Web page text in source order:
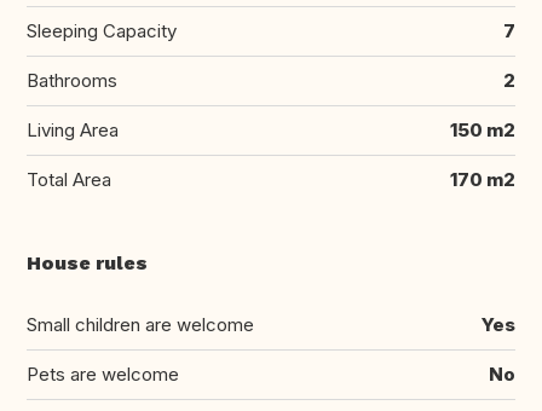
Sleeping Capacity 7
Bathrooms 2
Living Area 150 m2
Total Area 170 m2
House rules
Small children are welcome Yes
Pets are welcome No